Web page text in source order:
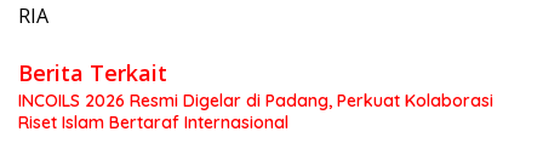
RIA
Berita Terkait
INCOILS 2026 Resmi Digelar di Padang, Perkuat Kolaborasi
Riset Islam Bertaraf Internasional